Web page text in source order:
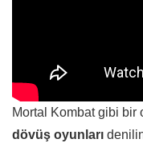
Mortal Kombat gibi bir
dövüş oyunları